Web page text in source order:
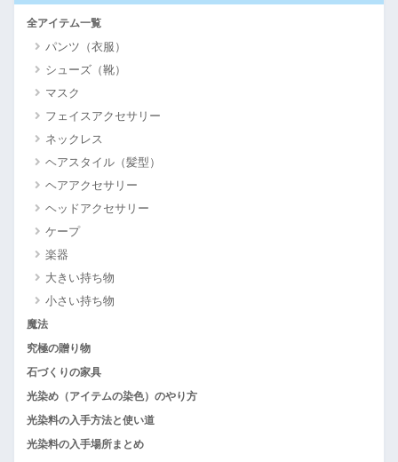
全アイテム一覧
パンツ（衣服）
シューズ（靴）
マスク
フェイスアクセサリー
ネックレス
ヘアスタイル（髪型）
ヘアアクセサリー
ヘッドアクセサリー
ケープ
楽器
大きい持ち物
小さい持ち物
魔法
究極の贈り物
石づくりの家具
光染め（アイテムの染色）のやり方
光染料の入手方法と使い道
光染料の入手場所まとめ